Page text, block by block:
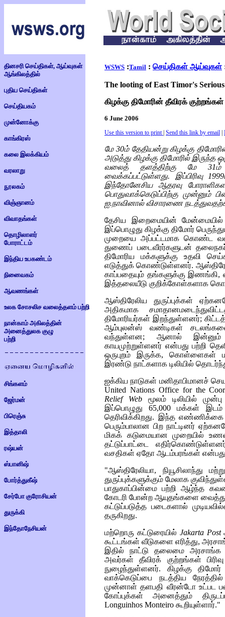
தினசரி செய்திகள், ஆய்வுகள்
ஆங்கிலத்தில்
புதிய செய்திகள்
செய்தியகம்
முன்னோக்கு
காங்கிரஸ்
கலை இலக்கியம்
வரலாறு
நூலகம்
விஞ்ஞானம்
விவாதங்கள்
தொழிலாளர்
போராட்டம்
இந்திய உபகண்டம்
நினைவகம்
ஆவணங்கள்
உலக சோசலிச வலைத்தளம் பற்றி
நான்காம் அகிலத்தின்
அனைத்துலக குழு
பற்றி
சிங்களம்
ஜேர்மன்
பிரெஞ்சு
இத்தாலி
ரஷ்யன்
ஸ்பானிஷ்
போர்த்துகீஷ்
சேர்போ குரோசியன்
துருக்கி
இந்தோநேசியன்
WSWS :Tamil : செய்திகள் ஆய்வுகள்
The looting of East Timor's
கிழக்கு திமோரின் தீவிரக் குற்றங்கள்
6 June 2006
Use this version to print Send this link by email
மே 30ம் தேதியன்று கிழக்கு
அடுத்து கிழக்கு திமோரில் இருந்த
வலைத் தளத்திற்கு மே 31ம்
வைக்கப்பட்டுள்ளது. இப்பிரிவு
இந்தோனேசிய ஆதரவு
பொதுவாக்கெடுப்பிற்கு
ஐ.நாவினால் விசாரணை
தேசிய இறைமையின்
இப்பொழுது கிழக்கு திமோர்
முறையை அப்பட்டமாக கொண்ட
துணைப் படைவீரர்களுடன் தலைநகர்
திமோரிய மக்களுக்கு உதவி
எடுத்துக் கொண்டுள்ளனர்.
காப்பதையும் தங்களுக்கு இணங்கி,
இத்தலையீடு குறிக்கோள்களாக
ஆஸ்திரேலிய துருப்புக்கள்
அதிகமாக
திமோரியர்கள் இறந்துள்ளனர்;
ஆம்புலன்ஸ் வண்டிகள்
வந்துள்ளன; ஆனால் இன்னும்
காயமுற்றுள்ளனர் என்பது பற்றி
ஒருபுறம் இருக்க, கொள்ளைகள்
இரண்டு நாட்களாக டிலியில்
ஐக்கிய நாடுகள் மனிதாபிமானச்
United Nations Office for the
Relief Webமூலம் டிலியில்
இப்பொழுது 65,000 மக்கள் இடம்
தெரிவிக்கிறது. இந்த எண்ணிக்கை
பெரும்பாலான பிற நாட்டினர்
மிகக் கடுமையான முறையில்
தட்டுப்பாட்டை
வசதிகள் ஏதோ ஆடம்பரங்கள்
"ஆஸ்திரேலியா, நியூசிலாந்து
துருப்புக்களுக்கும் மேலாக
பாதுகாப்பின்மை பற்றி ஆழ்ந்த
கோடரி போன்ற ஆயுதங்களை
கட்டுப்படுத்த படைகளால்
தருகிறது.
மற்றொரு கட்டுரையில் Jakarta Post
கூட்டங்கள் வீடுகளை எரித்து,
இதில் நாட்டு தலைமை
அவர்கள் தீவிரக் குற்றங்கள்
நுழைந்துள்ளனர். கிழக்கு திமோர்
வாக்கெடுப்பை நடத்திய
முன்னாள் தளபதி வீரன்டோ உட்பட
கோப்புக்கள் அனைத்தும்
Longuinhos Monteiro கூறியுள்ளார்."